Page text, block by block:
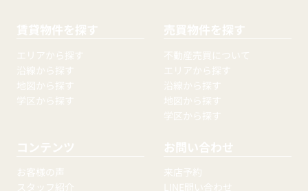
賃貸物件を探す
エリアから探す
沿線から探す
地図から探す
学区から探す
売買物件を探す
不動産売買について
エリアから探す
沿線から探す
地図から探す
学区から探す
コンテンツ
お客様の声
スタッフ紹介
お問い合わせ
来店予約
LINE問い合わせ